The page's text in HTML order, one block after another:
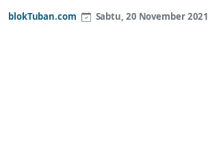
blokTuban.com Sabtu, 20 November